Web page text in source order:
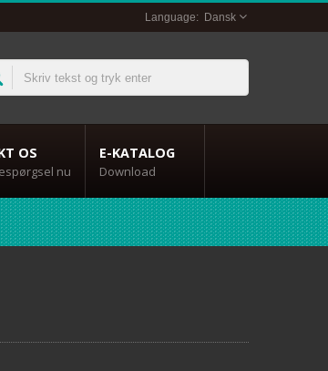
Dansk
OS
nu
E-KATALOG
Download